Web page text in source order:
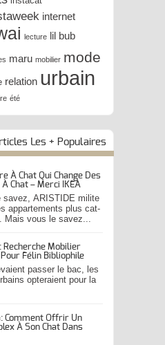
internet
lecture lil bub
maru mobilier mode
relation urbain
été
Les + Populaires
À Chat Qui Change Des
Chat – Merci IKEA
savez, ARISTIDE milite
appartements plus cat-
Mais vous le savez...
Recherche Mobilier
Pour Félin Bibliophile
passer le bac, les
opteraient pour la
Comment Offrir Un
À Son Chat Dans